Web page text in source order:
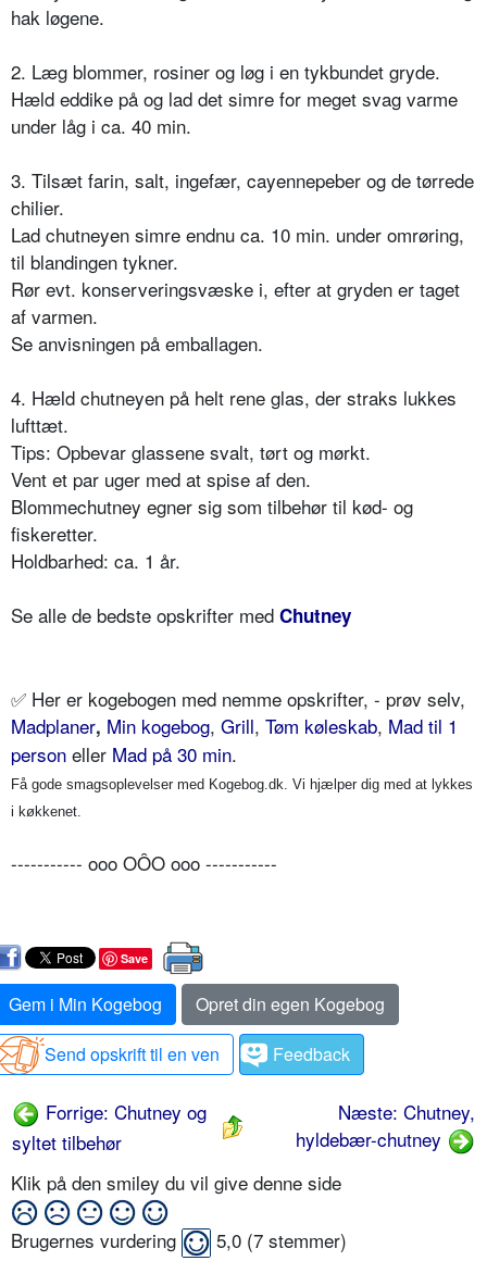
hak løgene.
2. Læg blommer, rosiner og løg i en tykbundet gryde.
Hæld eddike på og lad det simre for meget svag varme
under låg i ca. 40 min.
3. Tilsæt farin, salt, ingefær, cayennepeber og de tørrede
chilier.
Lad chutneyen simre endnu ca. 10 min. under omrøring,
til blandingen tykner.
Rør evt. konserveringsvæske i, efter at gryden er taget
af varmen.
Se anvisningen på emballagen.
4. Hæld chutneyen på helt rene glas, der straks lukkes
lufttæt.
Tips: Opbevar glassene svalt, tørt og mørkt.
Vent et par uger med at spise af den.
Blommechutney egner sig som tilbehør til kød- og
fiskeretter.
Holdbarhed: ca. 1 år.
Se alle de bedste opskrifter med Chutney
✅ Her er kogebogen med nemme opskrifter, - prøv selv,
Madplaner, Min kogebog, Grill, Tøm køleskab, Mad til 1
person eller Mad på 30 min.
Få gode smagsoplevelser med Kogebog.dk. Vi hjælper dig med at lykkes
i køkkenet.
----------- ooo OÔO ooo -----------
Save
Gem i Min Kogebog
Opret din egen Kogebog
Send opskrift til en ven
Feedback
Forrige: Chutney og
syltet tilbehør
Næste: Chutney,
hyldebær-chutney
Klik på den smiley du vil give denne side
Brugernes vurdering 5,0 (7 stemmer)